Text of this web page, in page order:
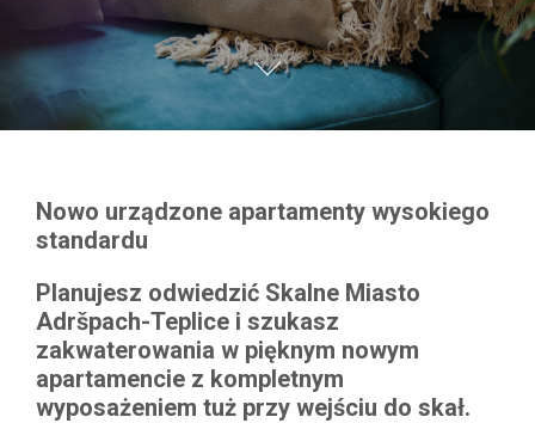
Nowo urządzone apartamenty wysokiego
standardu
Planujesz odwiedzić Skalne Miasto
Adršpach-Teplice i szukasz
zakwaterowania w pięknym nowym
apartamencie z kompletnym
wyposażeniem tuż przy wejściu do skał.